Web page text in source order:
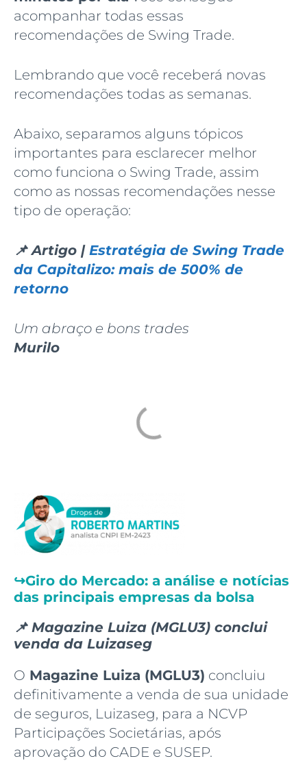
acompanhar todas essas
recomendações de Swing Trade.
Lembrando que você receberá novas
recomendações todas as semanas.
Abaixo, separamos alguns tópicos
importantes para esclarecer melhor
como funciona o Swing Trade, assim
como as nossas recomendações nesse
tipo de operação:
📌 Artigo | Estratégia de Swing Trade
da Capitalizo: mais de 500% de
retorno
Um abraço e bons trades
Murilo
↪️Giro do Mercado: a análise e notícias
das principais empresas da bolsa
📌 Magazine Luiza (MGLU3) conclui
venda da Luizaseg
O Magazine Luiza (MGLU3) concluiu
definitivamente a venda de sua unidade
de seguros, Luizaseg, para a NCVP
Participações Societárias, após
aprovação do CADE e SUSEP.